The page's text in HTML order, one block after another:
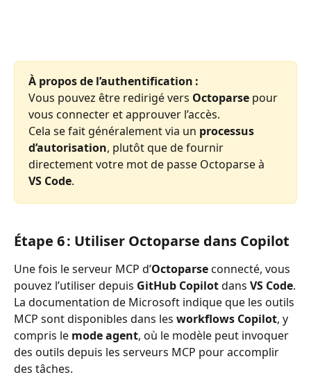
À propos de l’authentification :
Vous pouvez être redirigé vers Octoparse pour
vous connecter et approuver l’accès.
Cela se fait généralement via un processus
d’autorisation, plutôt que de fournir
directement votre mot de passe Octoparse à
VS Code.
Étape 6 : Utiliser Octoparse dans Copilot
Une fois le serveur MCP d’Octoparse connecté, vous
pouvez l’utiliser depuis GitHub Copilot dans VS Code.
La documentation de Microsoft indique que les outils
MCP sont disponibles dans les workflows Copilot, y
compris le mode agent, où le modèle peut invoquer
des outils depuis les serveurs MCP pour accomplir
des tâches.